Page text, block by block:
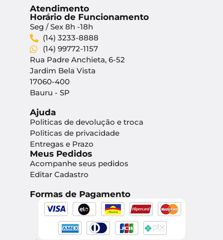
Atendimento
Horário de Funcionamento
Seg / Sex 8h -18h
(14) 3233-8888
(14) 99772-1157
Rua Padre Anchieta, 6-52
Jardim Bela Vista
17060-400
Bauru - SP
Ajuda
Politicas de devolução e troca
Politicas de privacidade
Entregas e Prazo
Meus Pedidos
Acompanhe seus pedidos
Editar Cadastro
Formas de Pagamento